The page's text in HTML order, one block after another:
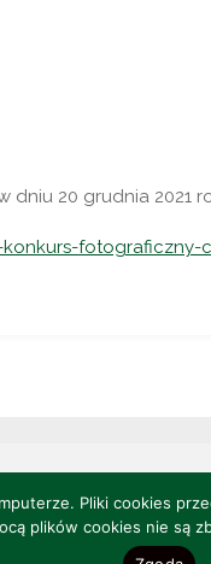
dniu 20 grudnia 2021
fotograficzny-
Pliki cookies
plików cookies nie są